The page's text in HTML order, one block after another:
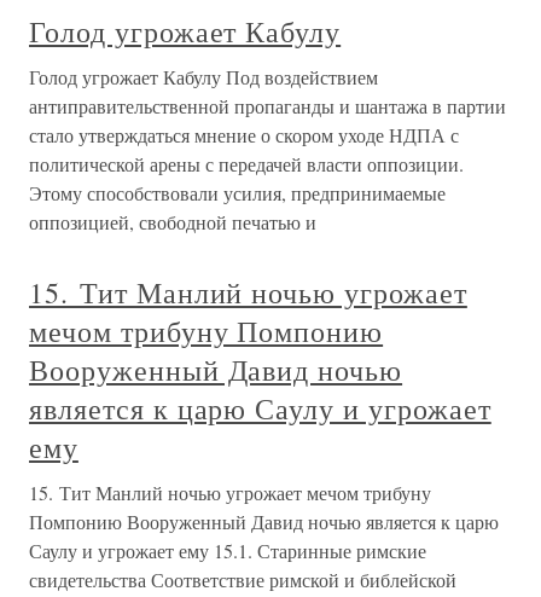
Голод угрожает Кабулу
Голод угрожает Кабулу Под воздействием
антиправительственной пропаганды и шантажа в партии
стало утверждаться мнение о скором уходе НДПА с
политической арены с передачей власти оппозиции.
Этому способствовали усилия, предпринимаемые
оппозицией, свободной печатью и
15. Тит Манлий ночью угрожает
мечом трибуну Помпонию
Вооруженный Давид ночью
является к царю Саулу и угрожает
ему
15. Тит Манлий ночью угрожает мечом трибуну
Помпонию Вооруженный Давид ночью является к царю
Саулу и угрожает ему 15.1. Старинные римские
свидетельства Соответствие римской и библейской